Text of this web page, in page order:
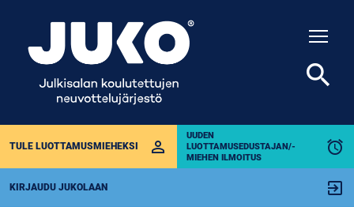
TULE LUOTTAMUSMIEHEKSI perm_identity
UUDEN
LUOTTAMUSEDUSTAJAN/-
MIEHEN ILMOITUS
alarm
KIRJAUDU JUKOLAAN exit_to_app
search